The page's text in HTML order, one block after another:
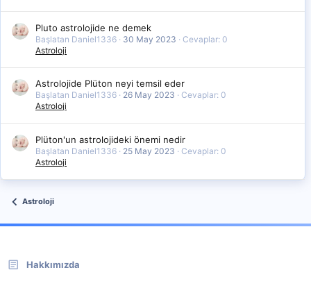
Pluto astrolojide ne demek
Başlatan Daniel1336 30 May 2023
Cevaplar: 0
Astroloji
Astrolojide Plüton neyi temsil eder
Başlatan Daniel1336 26 May 2023
Cevaplar: 0
Astroloji
Plüton'un astrolojideki önemi nedir
Başlatan Daniel1336 25 May 2023
Cevaplar: 0
Astroloji
Astroloji
Hakkımızda